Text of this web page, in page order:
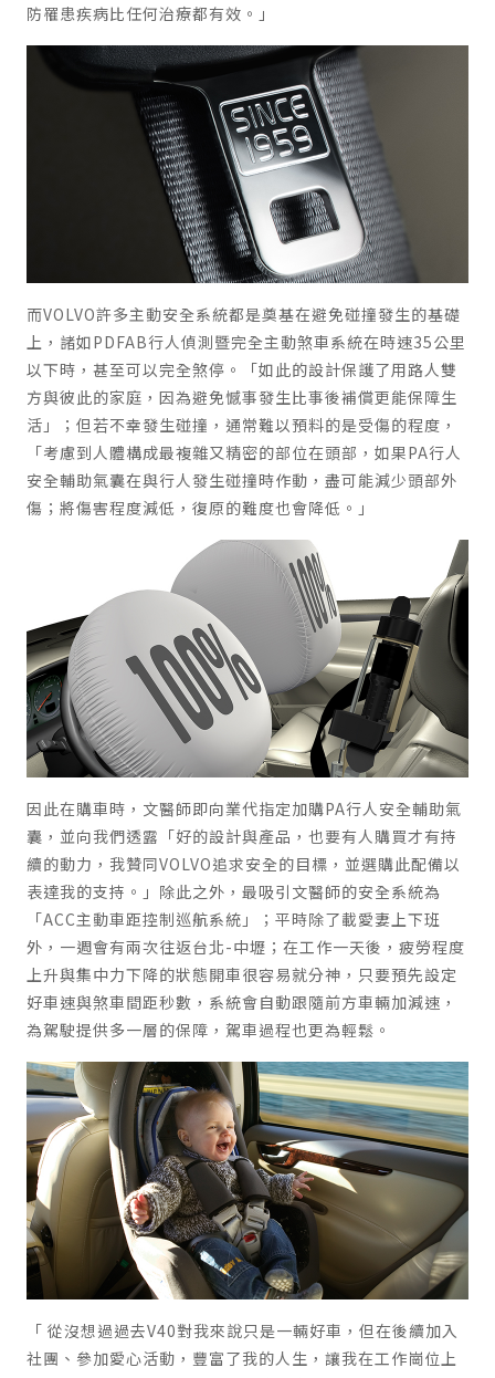
防罹患疾病比任何治療都有效。」
而VOLVO許多主動安全系統都是奠基在避免碰撞發生的基礎
上，諸如PDFAB行人偵測暨完全主動煞車系統在時速35公里
以下時，甚至可以完全煞停。「如此的設計保護了用路人雙
方與彼此的家庭，因為避免憾事發生比事後補償更能保障生
活」；但若不幸發生碰撞，通常難以預料的是受傷的程度，
「考慮到人體構成最複雜又精密的部位在頭部，如果PA行人
安全輔助氣囊在與行人發生碰撞時作動，盡可能減少頭部外
傷；將傷害程度減低，復原的難度也會降低。」
因此在購車時，文醫師即向業代指定加購PA行人安全輔助氣
囊，並向我們透露「好的設計與產品，也要有人購買才有持
續的動力，我贊同VOLVO追求安全的目標，並選購此配備以
表達我的支持。」除此之外，最吸引文醫師的安全系統為
「ACC主動車距控制巡航系統」；平時除了載愛妻上下班
外，一週會有兩次往返台北-中壢；在工作一天後，疲勞程度
上升與集中力下降的狀態開車很容易就分神，只要預先設定
好車速與煞車間距秒數，系統會自動跟隨前方車輛加減速，
為駕駛提供多一層的保障，駕車過程也更為輕鬆。
「 從沒想過過去V40對我來說只是一輛好車，但在後續加入
社團、參加愛心活動，豐富了我的人生，讓我在工作崗位上